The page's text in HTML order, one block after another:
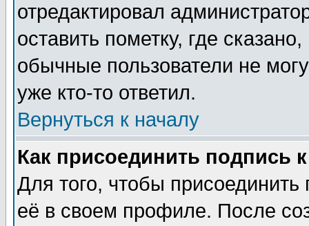
отредактировал
оставить пометку, где
обычные пользователи не
уже кто-то ответил.
Вернуться к началу
Как присоединить подпись
Для того, чтобы
её в своем профиле. После